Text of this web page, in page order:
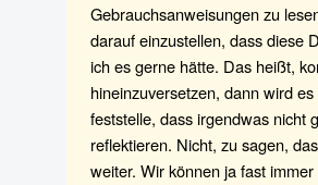
Gebrauchsanweisungen zu
darauf einzustellen, dass diese
ich es gerne hätte. Das heißt,
hineinzuversetzen, dann wird
feststelle, dass irgendwas nicht
reflektieren. Nicht, zu sagen,
weiter. Wir können ja fast